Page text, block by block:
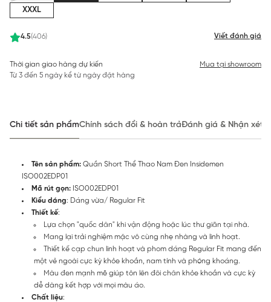
4.5(406) Viết đánh giá
XXXL
Thời gian giao hàng dự kiến
Từ 3 đến 5 ngày kể từ ngày đặt hàng
Mua tại showroom
Chi tiết sản phẩmChính sách đổi & hoàn trảĐánh giá & Nhận xét
Tên sản phẩm: Quần Short Thể Thao Nam Đen Insidemen
ISO002EDP01
Mã rút gọn: ISO002EDP01
Kiểu dáng: Dáng vừa/ Regular Fit
Thiết kế:
Lựa chọn "quốc dân" khi vận động hoặc lúc thư giãn tại nhà.
Mang lại trải nghiệm mặc vô cùng nhẹ nhàng và linh hoạt.
Thiết kế cạp chun linh hoạt và phom dáng Regular Fit mang đến
một vẻ ngoài cực kỳ khỏe khoắn, nam tính và phóng khoáng.
Màu đen mạnh mẽ giúp tôn lên đôi chân khỏe khoắn và cực kỳ
dễ dàng kết hợp với mọi màu áo.
Chất liệu: